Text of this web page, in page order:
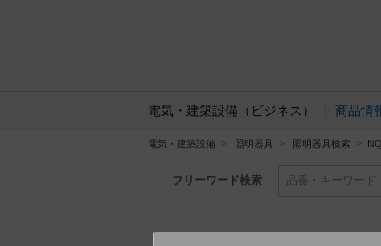
電気・建築設備（ビジネス） 商品情
電気・建築設備 照明器具 照明器具検索
フリーワード検索 品番・キーワード